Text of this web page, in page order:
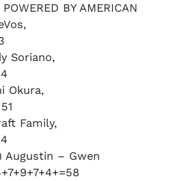
BY AMERICAN
Soriano,
Okura,
Family,
Augustin – Gwen